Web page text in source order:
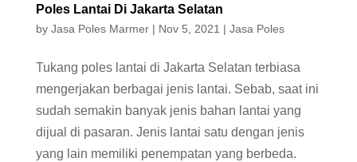
Poles Lantai Di Jakarta Selatan
by Jasa Poles Marmer| Nov 5, 2021 | Jasa Poles
Tukang poles lantai di Jakarta Selatan terbiasa
mengerjakan berbagai jenis lantai. Sebab, saat ini
sudah semakin banyak jenis bahan lantai yang
dijual di pasaran. Jenis lantai satu dengan jenis
yang lain memiliki penempatan yang berbeda.